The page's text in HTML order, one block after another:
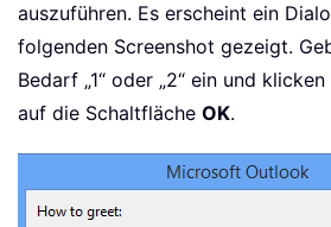
auszuführen. Es erscheint ein
folgenden Screenshot gezeigt.
Bedarf „1“ oder „2“ ein und
auf die Schaltfläche OK.